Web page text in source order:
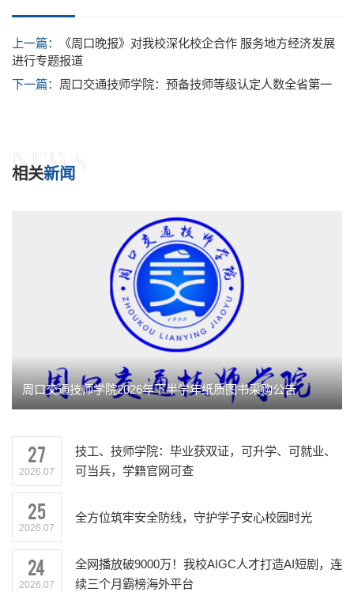
上一篇：
《周口晚报》对我校深化校企合作 服务地方经济发展
进行专题报道
下一篇： 周口交通技师学院：预备技师等级认定人数全省第一
NEWS
相关新闻
周口交通技师学院2026年下半学年纸质图书采购公告
27
2026.07
技工、技师学院：毕业获双证，可升学、可就业、
可当兵，学籍官网可查
25
2026.07
全方位筑牢安全防线，守护学子安心校园时光
24
2026.07
全网播放破9000万！我校AIGC人才打造AI短剧，连
续三个月霸榜海外平台